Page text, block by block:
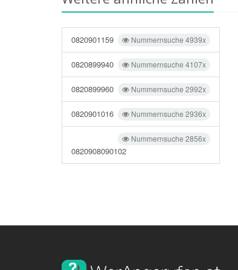
Nummernsuche 4939x
0820901159
Nummernsuche 4107x
0820899940
Nummernsuche 2992x
0820899960
Nummernsuche 2936x
0820901016
Nummernsuche 2856x
0820908090102